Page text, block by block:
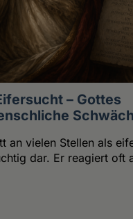
– Gottes
an vielen Stellen als
dar. Er reagiert oft